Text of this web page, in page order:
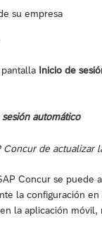
su empresa
Inicio de
automático
de actualizar
Concur se puede
la configuración
la aplicación